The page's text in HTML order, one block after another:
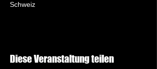
Schweiz
Diese Veranstaltung teilen